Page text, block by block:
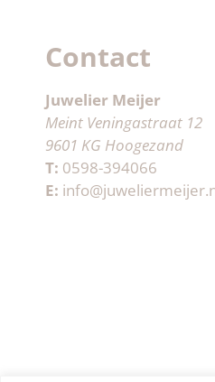
Contact
Juwelier Meijer
Meint Veningastraat 12
9601 KG Hoogezand
T: 0598-394066
E: